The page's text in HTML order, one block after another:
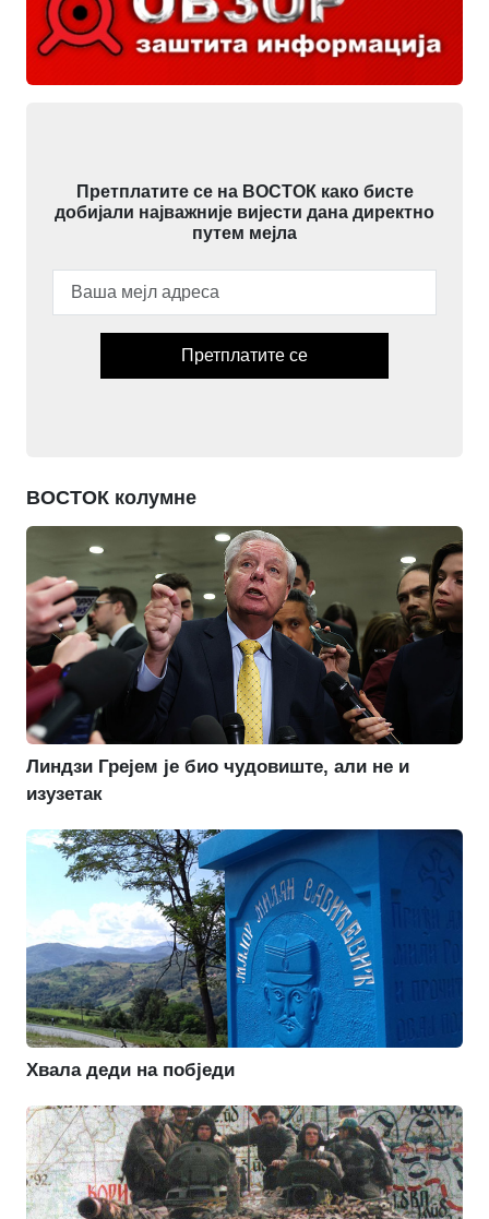
Претплатите се на ВОСТОК како бисте
добијали најважније вијести дана директно
путем мејла
Претплатите се
ВОСТОК колумне
Линдзи Грејем је био чудовиште, али не и
изузетак
Хвала деди на побједи